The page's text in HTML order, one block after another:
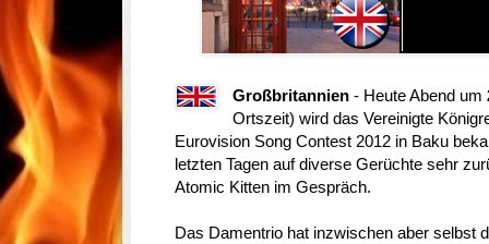
Großbritannien - Heute Abend um
Ortszeit) wird das Vereinigte
Eurovision Song Contest 2012 in Baku
letzten Tagen auf diverse Gerüchte sehr
Atomic Kitten im Gespräch.
Das Damentrio hat inzwischen aber selbst